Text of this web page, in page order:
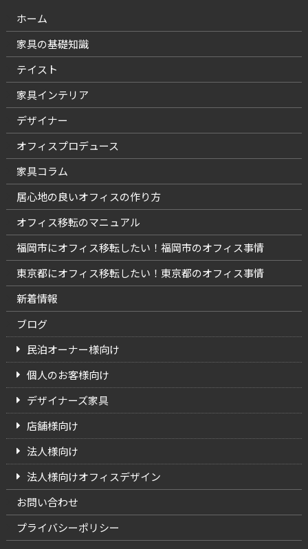
ホーム
家具の基礎知識
テイスト
家具インテリア
デザイナー
オフィスプロデュース
家具コラム
居心地の良いオフィスの作り方
オフィス移転のマニュアル
福岡市にオフィス移転したい！福岡市のオフィス事情
東京都にオフィス移転したい！東京都のオフィス事情
新着情報
ブログ
民泊オーナー様向け
個人のお客様向け
デザイナーズ家具
店舗様向け
法人様向け
法人様向けオフィスデザイン
お問い合わせ
プライバシーポリシー